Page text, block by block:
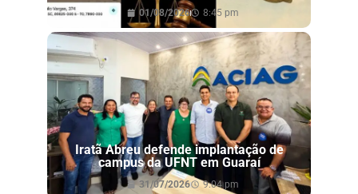
01/08/2026 8:45 pm
Iratã Abreu defende implantação de
campus da UFNT em Guaraí
31/07/2026 9:04 pm